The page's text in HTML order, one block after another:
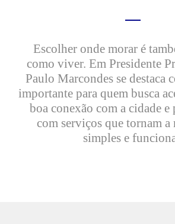
Escolher onde morar é
como viver. Em Presidente
Paulo Marcondes se destaca
importante para quem busca
boa conexão com a cidade
com serviços que tornam
simples e